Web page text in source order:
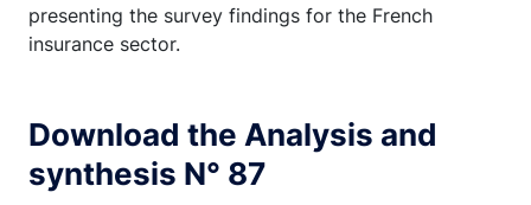
presenting the survey findings for the French
insurance sector.
Download the Analysis and
synthesis N° 87